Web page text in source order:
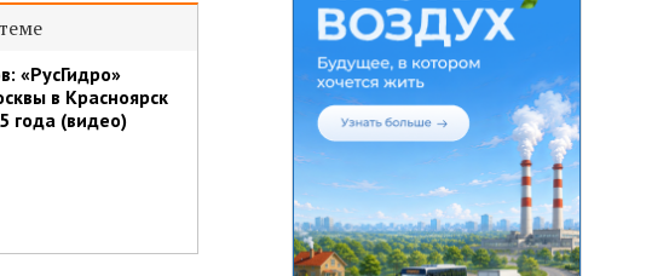
«РусГидро»
в Красноярск
года (видео)